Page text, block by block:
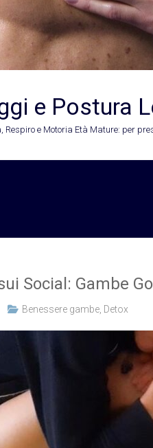
e Postura
e Motoria Età Mature: per
Social: Gambe
Benessere gambe Detox